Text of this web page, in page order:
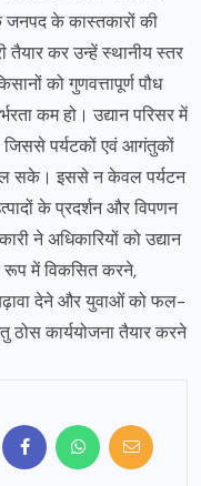
जनपद के कास्तकारों की
कर उन्हें स्थानीय स्तर
को गुणवत्तापूर्ण पौध
कम हो। उद्यान परिसर में
जिससे पर्यटकों एवं आगंतुकों
सके। इससे न केवल पर्यटन
के प्रदर्शन और विपणन
ने अधिकारियों को उद्यान
में विकसित करने,
देने और युवाओं को फल-
कार्ययोजना तैयार करने